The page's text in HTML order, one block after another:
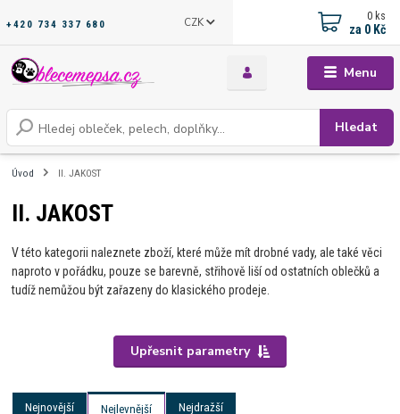
Menu
CZK
Hledat
+420 734 337 680
0 ks
za 0 Kč
Úvod II. JAKOST
II. JAKOST
V této kategorii naleznete zboží, které může mít drobné vady, ale také věci
naproto v pořádku, pouze se barevně, střihově liší od ostatních oblečků a
tudíž nemůžou být zařazeny do klasického prodeje.
Upřesnit parametry
Nejnovější Nejlevnější Nejdražší